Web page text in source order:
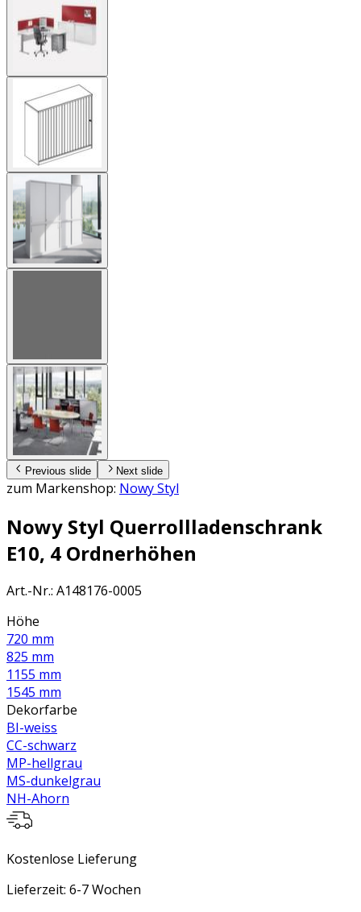
Previous slide Next slide
zum Markenshop: Nowy Styl
Nowy Styl Querrollladenschrank
E10, 4 Ordnerhöhen
Art.-Nr.: A148176-0005
Höhe
720 mm
825 mm
1155 mm
1545 mm
Dekorfarbe
BI-weiss
CC-schwarz
MP-hellgrau
MS-dunkelgrau
NH-Ahorn
Kostenlose Lieferung
Lieferzeit: 6-7 Wochen